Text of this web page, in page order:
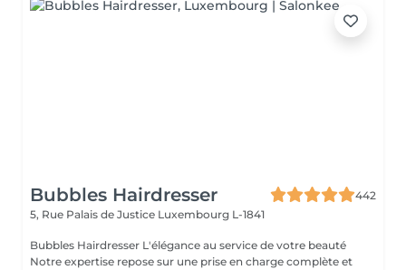
Bubbles Hairdresser
442
5, Rue Palais de Justice Luxembourg L-1841
Bubbles Hairdresser L'élégance au service de votre beauté
Notre expertise repose sur une prise en charge complète et